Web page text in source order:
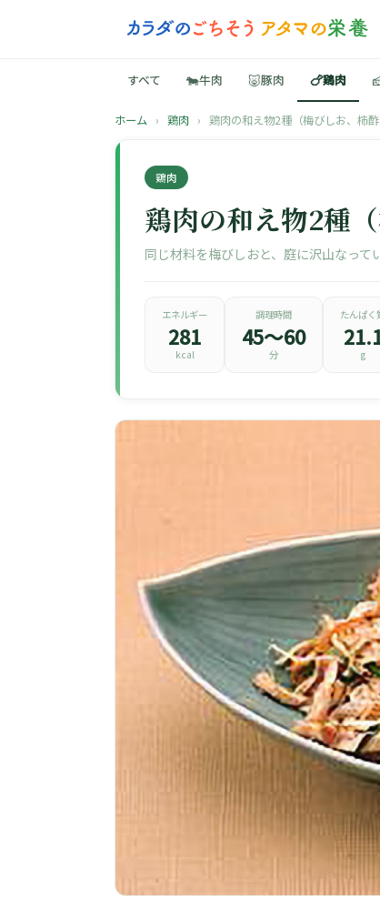
すべて 🐄牛肉 🐷豚肉 🍗鶏肉
ホーム › 鶏肉 › 鶏肉の和え物2種（梅びしお、柿酢
鶏肉
鶏肉の和え物2種
同じ材料を梅びしおと、庭に沢山なっ
エネルギー
281
kcal
調理時間
45〜60
分
たんぱく
g